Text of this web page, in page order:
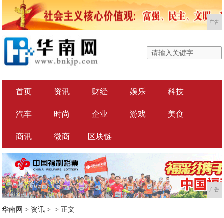
广告
首页 资讯 财经 娱乐 科技
汽车 时尚 企业 游戏 美食
商讯 微商 区块链
广告
华南网 > 资讯 > > 正文